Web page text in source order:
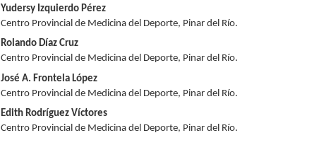
Contenido
principal
del
artículo
Yudersy Izquierdo Pérez
Centro Provincial de Medicina del Deporte, Pinar del Río.
Rolando Díaz Cruz
Centro Provincial de Medicina del Deporte, Pinar del Río.
José A. Frontela López
Centro Provincial de Medicina del Deporte, Pinar del Río.
Edith Rodríguez Víctores
Centro Provincial de Medicina del Deporte, Pinar del Río.